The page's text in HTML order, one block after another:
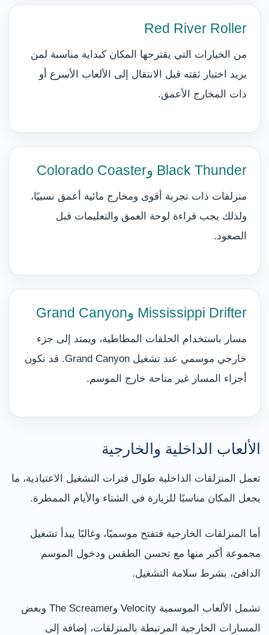
Red River Roller
من الخيارات التي يقترحها المكان كبداية مناسبة لمن
يريد اختبار ثقته قبل الانتقال إلى الألعاب الأسرع أو
ذات المخارج الأعمق.
Black Thunder وColorado Coaster
منزلقات ذات تجربة أقوى ومخارج مائية أعمق نسبيًا،
ولذلك يجب قراءة لوحة العمق والتعليمات قبل
الصعود.
Mississippi Drifter وGrand Canyon
مسار باستخدام الحلقات المطاطية، ويمتد إلى جزء
خارجي موسمي عند تشغيل Grand Canyon. قد تكون
أجزاء المسار غير متاحة خارج الموسم.
الألعاب الداخلية والخارجية
تعمل المنزلقات الداخلية طوال فترات التشغيل الاعتيادية، ما
يجعل المكان مناسبًا للزيارة في الشتاء والأيام الممطرة.
أما المنزلقات الخارجية فتفتح موسميًا، وغالبًا يبدأ تشغيل
مجموعة أكبر منها مع تحسن الطقس ودخول الموسم
الدافئ، بشرط سلامة التشغيل.
تشمل الألعاب الموسمية Velocity وThe Screamer وبعض
المسارات الخارجية المرتبطة بالمنزلقات، إضافة إلى